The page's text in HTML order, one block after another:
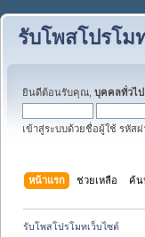
รับโพสโปรโม
ยินดีต้อนรับคุณ, บุคคลทั่วไป
เข้าสู่ระบบด้วยชื่อผู้ใช้ รหัส
หน้าแรก ช่วยเหลือ ค้น
รับโพสโปรโมทเว็บไซต์